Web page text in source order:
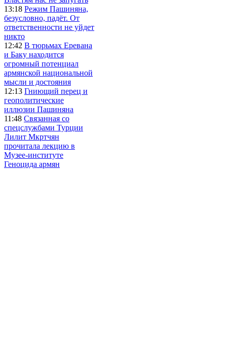
13:18 Режим Пашиняна,
безусловно, падёт. От
ответственности не уйдет
никто
12:42 В тюрьмах Еревана
и Баку находится
огромный потенциал
армянской национальной
мысли и достояния
12:13 Гниющий перец и
геополитические
иллюзии Пашиняна
11:48 Связанная со
спецслужбами Турции
Лилит Мкртчян
прочитала лекцию в
Музее-институте
Геноцида армян